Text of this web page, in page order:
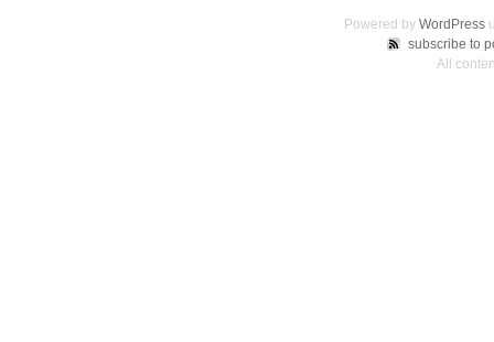
Powered by WordPress
subscribe to
All